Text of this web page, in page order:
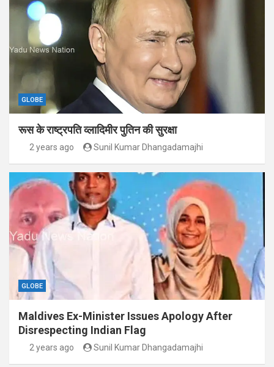
GLOBE
रूस के राष्ट्रपति व्लादिमीर पुतिन की सुरक्षा
2 years ago Sunil Kumar Dhangadamajhi
GLOBE
Maldives Ex-Minister Issues Apology After
Disrespecting Indian Flag
2 years ago Sunil Kumar Dhangadamajhi